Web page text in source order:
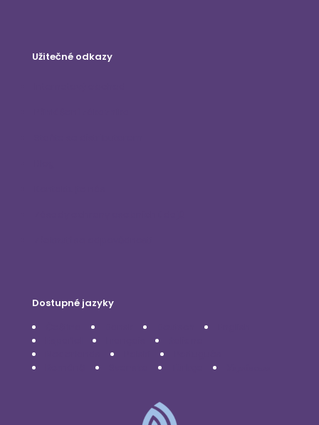
Užitečné odkazy
Dostupné jazyky